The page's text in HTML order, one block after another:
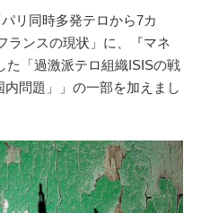
リ同時多発テロから7カ
ランスの現状」に、『マネ
た「過激派テロ組織ISISの戦
問題」」の一部を加えまし